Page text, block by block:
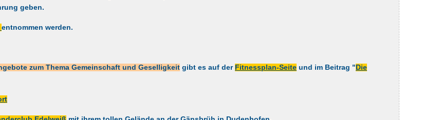
geben.
entnommen werden.
zum Thema Gemeinschaft und Geselligkeit gibt es auf der Fitnessplan-Seite und im Beitrag " Die